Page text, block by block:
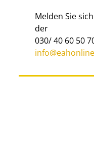
Melden Sie
der
030/ 40 60 50